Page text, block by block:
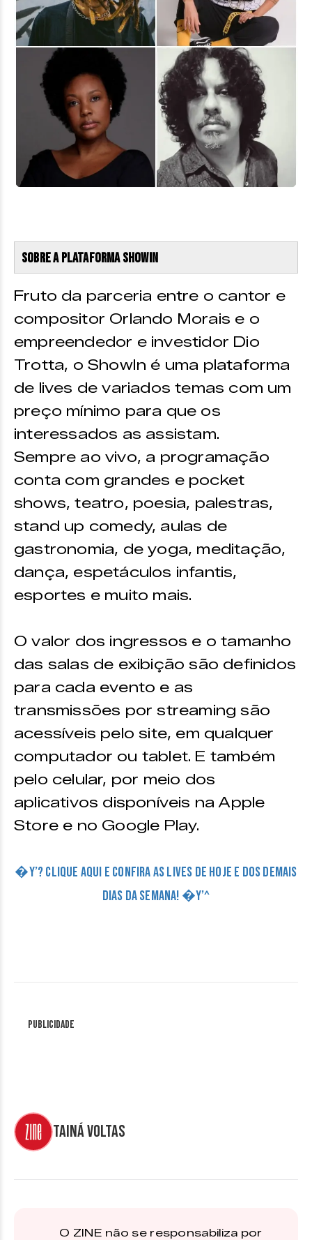
Sobre a Plataforma ShowIn
Fruto da parceria entre o cantor e
compositor Orlando Morais e o
empreendedor e investidor Dio
Trotta, o ShowIn é uma plataforma
de lives de variados temas com um
preço mínimo para que os
interessados as assistam.
Sempre ao vivo, a programação
conta com grandes e pocket
shows, teatro, poesia, palestras,
stand up comedy, aulas de
gastronomia, de yoga, meditação,
dança, espetáculos infantis,
esportes e muito mais.
O valor dos ingressos e o tamanho
das salas de exibição são definidos
para cada evento e as
transmissões por streaming são
acessíveis pelo site, em qualquer
computador ou tablet. E também
pelo celular, por meio dos
aplicativos disponíveis na Apple
Store e no Google Play.
�Y’? CLIQUE AQUI E CONFIRA AS LIVES DE HOJE E DOS DEMAIS
DIAS DA SEMANA! �Y’^
Publicidade
Tainá Voltas
O ZINE não se responsabiliza por